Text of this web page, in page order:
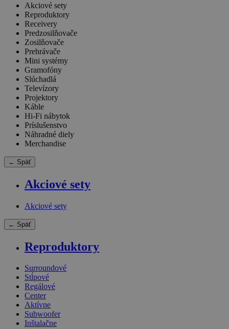
Akciové sety
Reproduktory
Receivery
Predzosilňovače
Zosilňovače
Prehrávače
Mini systémy
Gramofóny
Slúchadlá
Televízory
Projektory
Káble
Hi-Fi nábytok
Príslušenstvo
Náhradné diely
Merchandise
← Späť
Akciové sety
Akciové sety
← Späť
Reproduktory
Surroundové
Stĺpové
Regálové
Center
Aktívne
Subwoofer
Inštalačne